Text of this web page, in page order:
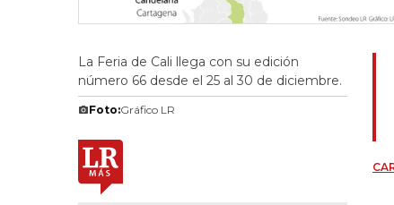
La Feria de Cali llega con su edición
número 66 desde el 25 al 30 de diciembre.
Foto:Gráfico LR